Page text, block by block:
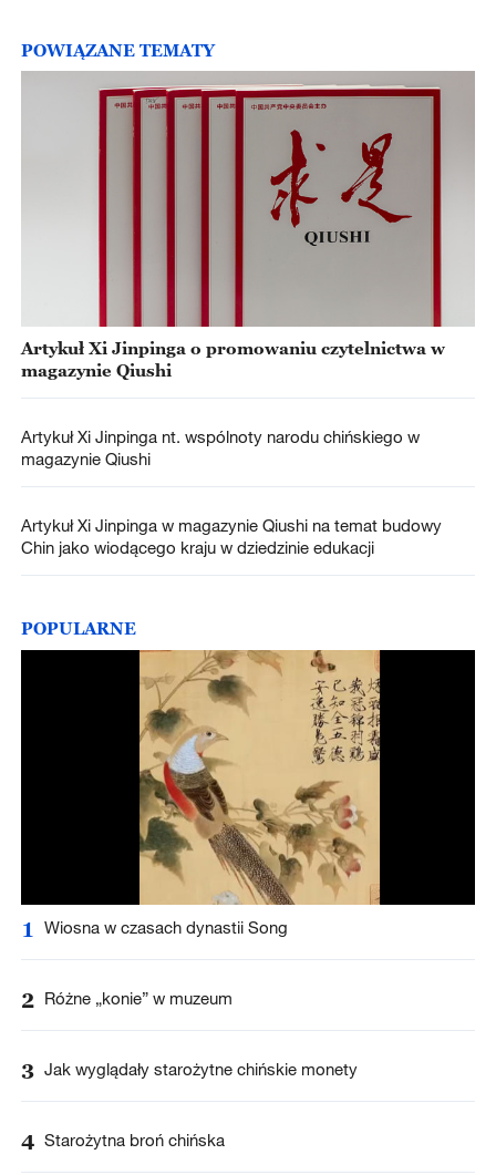
POWIĄZANE TEMATY
Artykuł Xi Jinpinga o promowaniu czytelnictwa w
magazynie Qiushi
Artykuł Xi Jinpinga nt. wspólnoty narodu chińskiego w
magazynie Qiushi
Artykuł Xi Jinpinga w magazynie Qiushi na temat budowy
Chin jako wiodącego kraju w dziedzinie edukacji
POPULARNE
1 Wiosna w czasach dynastii Song
2 Różne „konie” w muzeum
3 Jak wyglądały starożytne chińskie monety
4 Starożytna broń chińska